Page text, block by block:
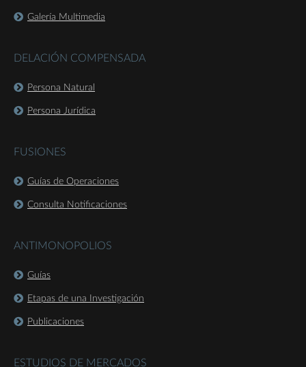
Galería Multimedia
DELACIÓN COMPENSADA
Persona Natural
Persona Jurídica
FUSIONES
Guías de Operaciones
Consulta Notificaciones
ANTIMONOPOLIOS
Guías
Etapas de una Investigación
Publicaciones
ESTUDIOS DE MERCADOS